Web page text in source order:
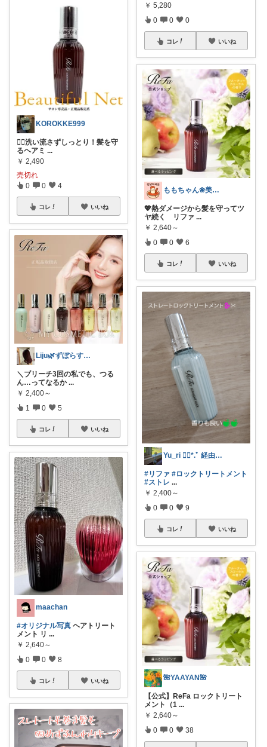
KOROKKE999
💆‍♀️洗い流さずしっとり！髪を守
るヘアミ ...
￥ 2,490
売切れ
0 0 4
コレ いいね
Liju🌿ずぼらすぎる主婦💫
＼ブリーチ3回の私でも、つる
ん…ってなるか ...
￥ 2,400～
1 0 5
コレ いいね
maachan
#オリジナル写真 ヘアトリート
メント リ ...
￥ 2,640～
0 0 8
コレ いいね
￥ 5,280
0 0 0
コレ いいね
ももちゃん❀美容関係•韓国コスメ
💖熱ダメージから髪を守ってツ
ヤ続く リファ ...
￥ 2,640～
0 0 6
コレ いいね
Yu_ri ❁⃘*.ﾟ 経由購入感謝😊
#リファ #ロックトリートメント
#ストレ ...
￥ 2,400～
0 0 9
コレ いいね
🌺YAAYAN🌺
【公式】ReFa ロックトリート
メント（1 ...
￥ 2,640～
0 0 38